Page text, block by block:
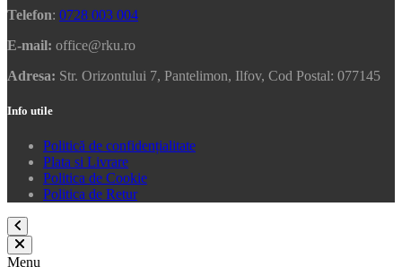
Telefon: 0728 003 004
E-mail: office@rku.ro
Adresa: Str. Orizontului 7, Pantelimon, Ilfov, Cod Postal: 077145
Info utile
Politică de confidențialitate
Plata si Livrare
Politica de Cookie
Politica de Retur
Menu